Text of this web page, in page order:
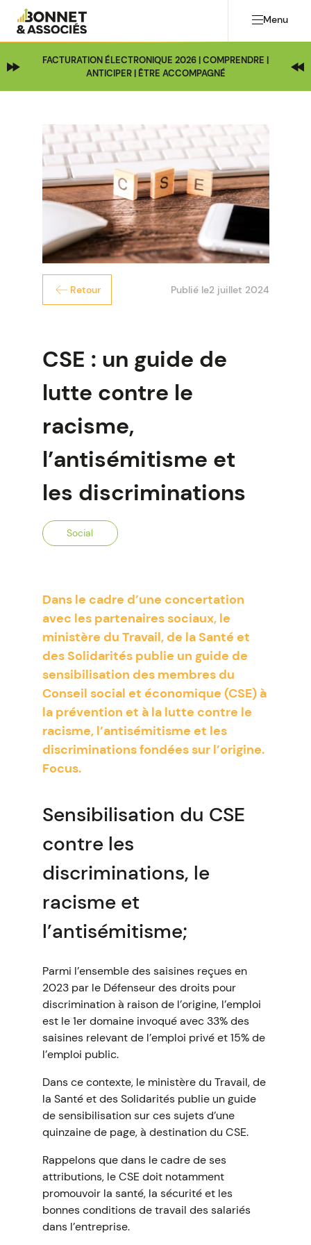
Menu
FACTURATION ÉLECTRONIQUE 2026 | COMPRENDRE |
ANTICIPER | ÊTRE ACCOMPAGNÉ
Retour Publié le2 juillet 2024
CSE : un guide de
lutte contre le
racisme,
l’antisémitisme et
les discriminations
Social
Dans le cadre d’une concertation
avec les partenaires sociaux, le
ministère du Travail, de la Santé et
des Solidarités publie un guide de
sensibilisation des membres du
Conseil social et économique (CSE) à
la prévention et à la lutte contre le
racisme, l’antisémitisme et les
discriminations fondées sur l’origine.
Focus.
Sensibilisation du CSE
contre les
discriminations, le
racisme et
l’antisémitisme;
Parmi l’ensemble des saisines reçues en
2023 par le Défenseur des droits pour
discrimination à raison de l’origine, l’emploi
est le 1er domaine invoqué avec 33% des
saisines relevant de l’emploi privé et 15% de
l’emploi public.
Dans ce contexte, le ministère du Travail, de
la Santé et des Solidarités publie un guide
de sensibilisation sur ces sujets d’une
quinzaine de page, à destination du CSE.
Rappelons que dans le cadre de ses
attributions, le CSE doit notamment
promouvoir la santé, la sécurité et les
bonnes conditions de travail des salariés
dans l’entreprise.